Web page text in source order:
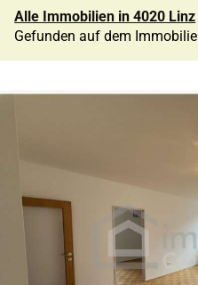
Alle Immobilien in 4020 Linz
Gefunden auf dem